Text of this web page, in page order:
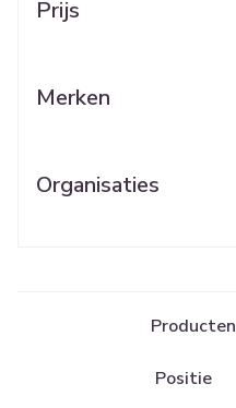
Prijs
Merken
Organisaties
Producten
Sorteer op: